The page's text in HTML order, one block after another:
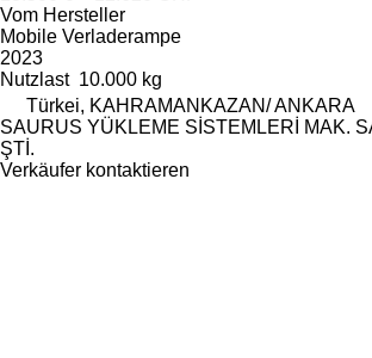
Vom Hersteller
Mobile Verladerampe
2023
Nutzlast 10.000 kg
Türkei, KAHRAMANKAZAN/ ANKARA
SAURUS YÜKLEME SİSTEMLERİ MAK.
ŞTİ.
Verkäufer kontaktieren